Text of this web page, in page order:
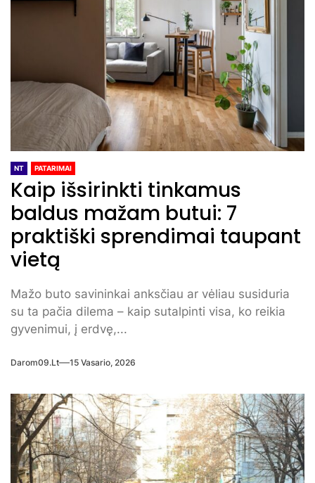
NT PATARIMAI
Kaip išsirinkti tinkamus
baldus mažam butui: 7
praktiški sprendimai taupant
vietą
Mažo buto savininkai anksčiau ar vėliau susiduria
su ta pačia dilema – kaip sutalpinti visa, ko reikia
gyvenimui, į erdvę,...
Darom09.lt 15 Vasario, 2026